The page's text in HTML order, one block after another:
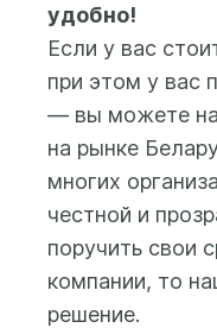
чат
нам по
случае
за дни
данных
После
удобно!
Если у вас
при этом у вас
— вы можете
на рынке
многих
честной и
поручить свои
компании, то
решение.